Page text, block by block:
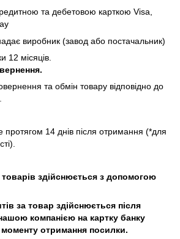
та дебетовою карткою Visa,
виробник (завод або постачальник)
12 місяців.
та обмін товару відповідно до
14 днів після отримання (*для
здійснюється з допомогою
за товар здійснюється після
компанією на картку банку
моменту отримання посилки.